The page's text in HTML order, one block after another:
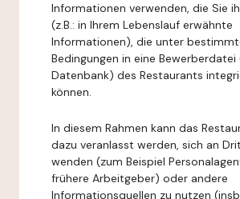
Informationen verwenden, die Sie
(z.B.: in Ihrem Lebenslauf erwähnte
Informationen), die unter
Bedingungen in eine Bewerberdatei
Datenbank) des Restaurants
können.
In diesem Rahmen kann das
dazu veranlasst werden, sich an
wenden (zum Beispiel
frühere Arbeitgeber) oder andere
Informationsquellen zu nutzen